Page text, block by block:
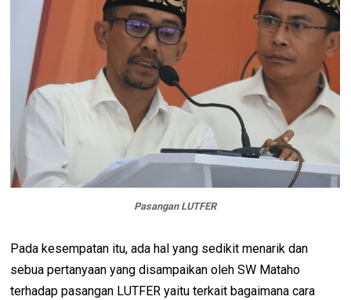
Pasangan LUTFER
Pada kesempatan itu, ada hal yang sedikit menarik dan
sebua pertanyaan yang disampaikan oleh SW Mataho
terhadap pasangan LUTFER yaitu terkait bagaimana cara